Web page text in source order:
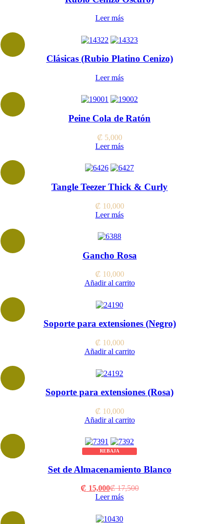
Leer más
Clásicas (Rubio Platino Cenizo)
Leer más
Peine Cola de Ratón
₡ 5,000
Leer más
Tangle Teezer Thick & Curly
₡ 10,000
Leer más
Gancho Rosa
₡ 10,000
Añadir al carrito
Soporte para extensiones (Negro)
₡ 10,000
Añadir al carrito
Soporte para extensiones (Rosa)
₡ 10,000
Añadir al carrito
REBAJA
Set de Almacenamiento Blanco
₡ 15,000Current
price
₡ 15,000.
₡17,500Original
Leer más